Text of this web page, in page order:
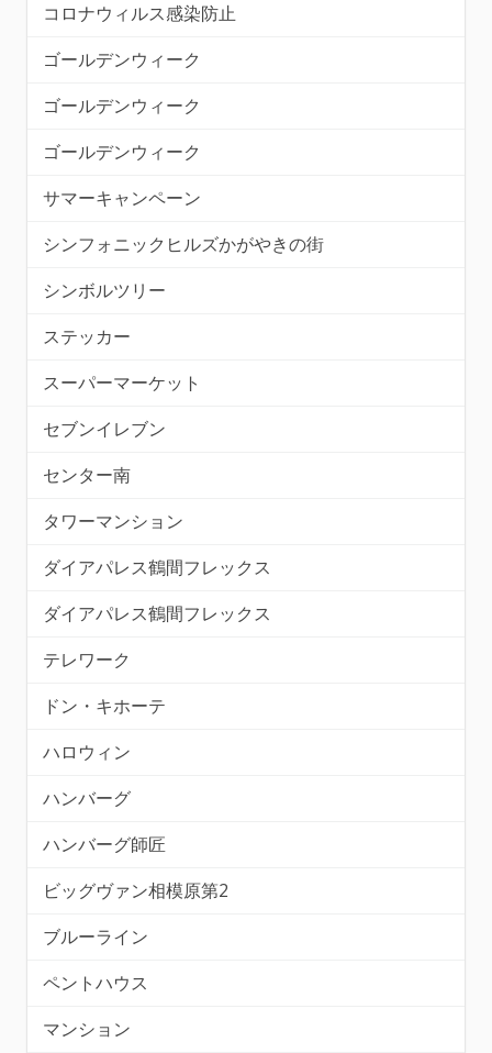
コロナウィルス感染防止
ゴールデンウィーク
ゴールデンウィーク
ゴールデンウィーク
サマーキャンペーン
シンフォニックヒルズかがやきの街
シンボルツリー
ステッカー
スーパーマーケット
セブンイレブン
センター南
タワーマンション
ダイアパレス鶴間フレックス
ダイアパレス鶴間フレックス
テレワーク
ドン・キホーテ
ハロウィン
ハンバーグ
ハンバーグ師匠
ビッグヴァン相模原第2
ブルーライン
ペントハウス
マンション